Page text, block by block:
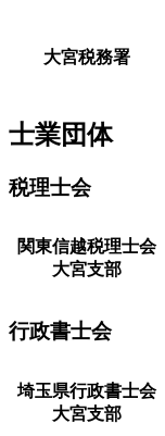
大宮税務署
士業団体
税理士会
関東信越税理士会
大宮支部
行政書士会
埼玉県行政書士会
大宮支部